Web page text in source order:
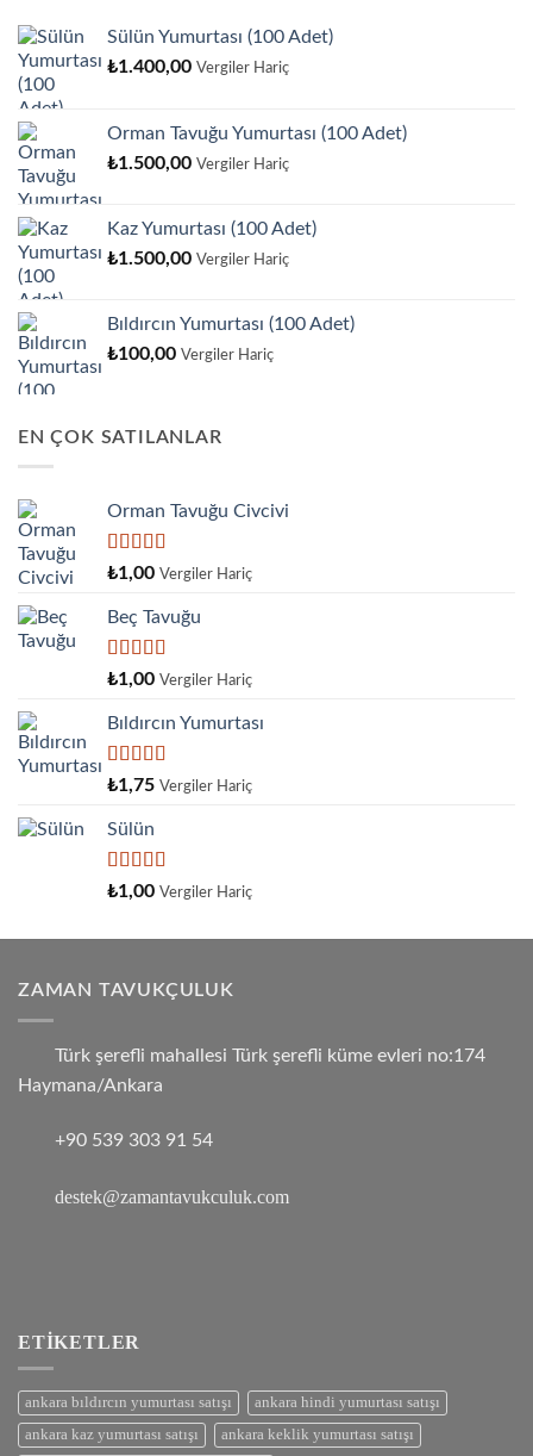
Sülün Yumurtası (100 Adet)
₺1.400,00 Vergiler Hariç
Orman Tavuğu Yumurtası (100 Adet)
₺1.500,00 Vergiler Hariç
Kaz Yumurtası (100 Adet)
₺1.500,00 Vergiler Hariç
Bıldırcın Yumurtası (100 Adet)
₺100,00 Vergiler Hariç
EN ÇOK SATILANLAR
Orman Tavuğu Civcivi
5 üzerinden
₺1,00 Vergiler Hariç
Beç Tavuğu
5
4.00
aldı
₺1,00 Vergiler Hariç
Bıldırcın Yumurtası
5
4.33oy
aldı
₺1,75 Vergiler Hariç
Sülün
5
aldı
₺1,00 Vergiler Hariç
ZAMAN TAVUKÇULUK
Türk şerefli mahallesi Türk şerefli küme evleri no:174
Haymana/Ankara
+90 539 303 91 54
destek@zamantavukculuk.com
ETIKETLER
ankara bıldırcın yumurtası satışı
ankara hindi yumurtası satışı
ankara kaz yumurtası satışı
ankara keklik yumurtası satışı